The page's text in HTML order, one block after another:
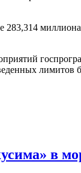
283,314
лимитов
в